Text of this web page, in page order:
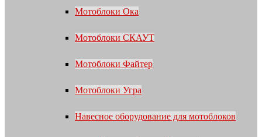
Мотоблоки Ока
Мотоблоки СКАУТ
Мотоблоки Файтер
Мотоблоки Угра
Навесное оборудование для мотоблоков